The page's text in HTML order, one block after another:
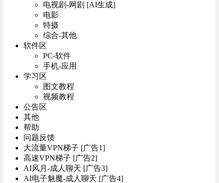
电视剧-网剧 [AI生成]
电影
特摄
综合-其他
软件区
PC-软件
手机-应用
学习区
图文教程
视频教程
公告区
其他
帮助
问题反馈
大流量VPN梯子 [广告1]
高速VPN梯子 [广告2]
AI风月-成人聊天 [广告3]
AI电子魅魔-成人聊天 [广告4]